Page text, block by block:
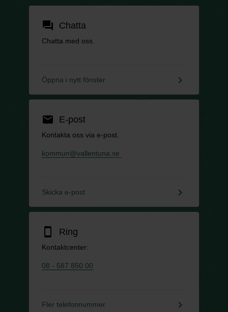
forum Chatta
Chatta med oss.
Öppna i nytt fönster keyboard_arrow_right
email E-post
Kontakta oss via e-post.
kommun@vallentuna.se
Skicka e-post keyboard_arrow_right
smartphone Ring
Kontaktcenter:
08 - 587 850 00
Fler telefonnummer keyboard_arrow_right